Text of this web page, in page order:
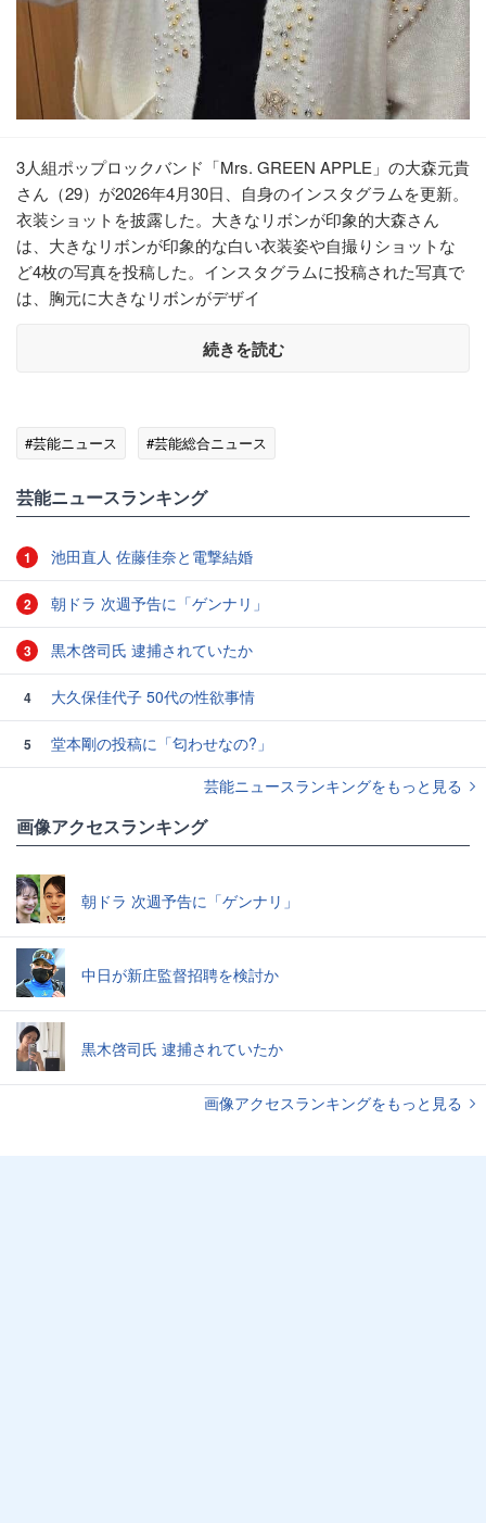
3人組ポップロックバンド「Mrs. GREEN APPLE」の大森元貴
さん（29）が2026年4月30日、自身のインスタグラムを更新。
衣装ショットを披露した。大きなリボンが印象的大森さん
は、大きなリボンが印象的な白い衣装姿や自撮りショットな
ど4枚の写真を投稿した。インスタグラムに投稿された写真で
は、胸元に大きなリボンがデザイ
続きを読む
#芸能ニュース #芸能総合ニュース
芸能ニュースランキング
1 池田直人 佐藤佳奈と電撃結婚
2 朝ドラ 次週予告に「ゲンナリ」
3 黒木啓司氏 逮捕されていたか
4 大久保佳代子 50代の性欲事情
5
堂本剛の投稿に「匂わせなの?」
芸能ニュースランキングをもっと見る
画像アクセスランキング
朝ドラ 次週予告に「ゲンナリ」
中日が新庄監督招聘を検討か
黒木啓司氏 逮捕されていたか
画像アクセスランキングをもっと見る